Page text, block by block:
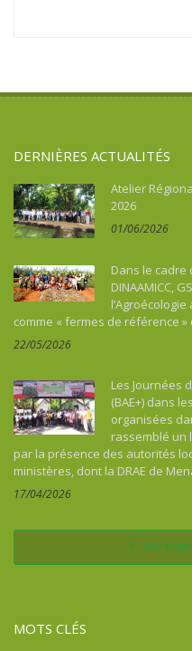
DERNIÈRES ACTUALITÉS
Atelier
2026
01/06/2026
Dans le
DINAAMICC,
comme « fermes de référence
22/05/2026
Les Journées
(BAE+) dans
organisées
rassemblé un
par la présence des autorités
ministères, dont la DRAE de
17/04/2026
Voir
MOTS CLÉS